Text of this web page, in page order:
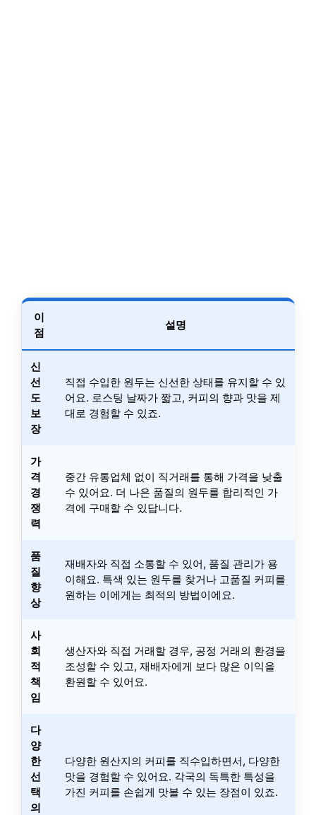
이
점
설명
신
선
도
보
장
직접 수입한 원두는 신선한 상태를 유지할 수 있
어요. 로스팅 날짜가 짧고, 커피의 향과 맛을 제
대로 경험할 수 있죠.
가
격
경
쟁
력
중간 유통업체 없이 직거래를 통해 가격을 낮출
수 있어요. 더 나은 품질의 원두를 합리적인 가
격에 구매할 수 있답니다.
품
질
향
상
재배자와 직접 소통할 수 있어, 품질 관리가 용
이해요. 특색 있는 원두를 찾거나 고품질 커피를
원하는 이에게는 최적의 방법이에요.
사
회
적
책
임
생산자와 직접 거래할 경우, 공정 거래의 환경을
조성할 수 있고, 재배자에게 보다 많은 이익을
환원할 수 있어요.
다
양
한
선
택
의
다양한 원산지의 커피를 직수입하면서, 다양한
맛을 경험할 수 있어요. 각국의 독특한 특성을
가진 커피를 손쉽게 맛볼 수 있는 장점이 있죠.